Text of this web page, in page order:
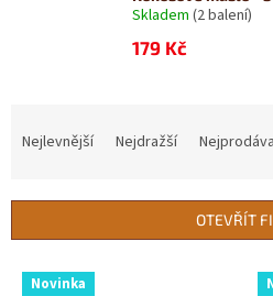
Skladem (2 balení)
179 Kč
í
Nejlevnější Nejdražší
OTEVŘÍT
V Novinka